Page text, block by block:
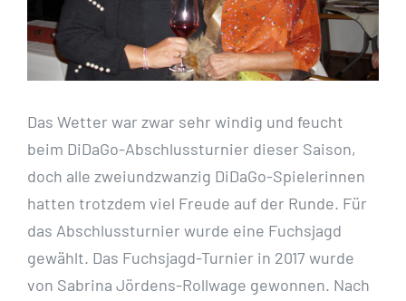
Das Wetter war zwar sehr windig und feucht
beim DiDaGo-Abschlussturnier dieser Saison,
doch alle zweiundzwanzig DiDaGo-Spielerinnen
hatten trotzdem viel Freude auf der Runde. Für
das Abschlussturnier wurde eine Fuchsjagd
gewählt. Das Fuchsjagd-Turnier in 2017 wurde
von Sabrina Jördens-Rollwage gewonnen. Nach